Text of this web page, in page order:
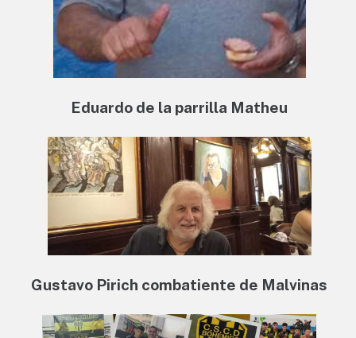
Eduardo de la parrilla Matheu
Gustavo Pirich combatiente de Malvinas